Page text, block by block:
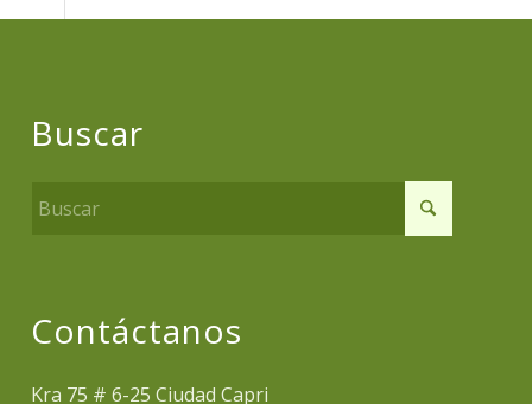
Buscar
Contáctanos
Kra 75 # 6-25 Ciudad Capri